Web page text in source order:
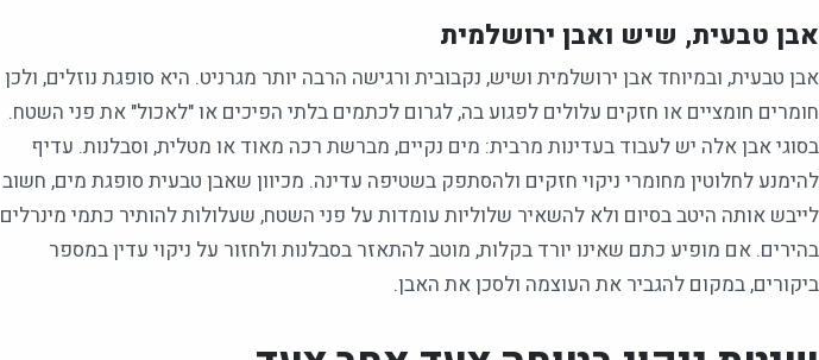
אבן טבעית, שיש ואבן ירושלמית
אבן טבעית, ובמיוחד אבן ירושלמית ושיש, נקבובית ורגישה הרבה יותר מגרניט. היא סופגת נוזלים, ולכן
חומרים חומציים או חזקים עלולים לפגוע בה, לגרום לכתמים בלתי הפיכים או "לאכול" את פני השטח.
בסוגי אבן אלה יש לעבוד בעדינות מרבית: מים נקיים, מברשת רכה מאוד או מטלית, וסבלנות. עדיף
להימנע לחלוטין מחומרי ניקוי חזקים ולהסתפק בשטיפה עדינה. מכיוון שאבן טבעית סופגת מים, חשוב
לייבש אותה היטב בסיום ולא להשאיר שלוליות עומדות על פני השטח, שעלולות להותיר כתמי מינרלים
בהירים. אם מופיע כתם שאינו יורד בקלות, מוטב להתאזר בסבלנות ולחזור על ניקוי עדין במספר
ביקורים, במקום להגביר את העוצמה ולסכן את האבן.